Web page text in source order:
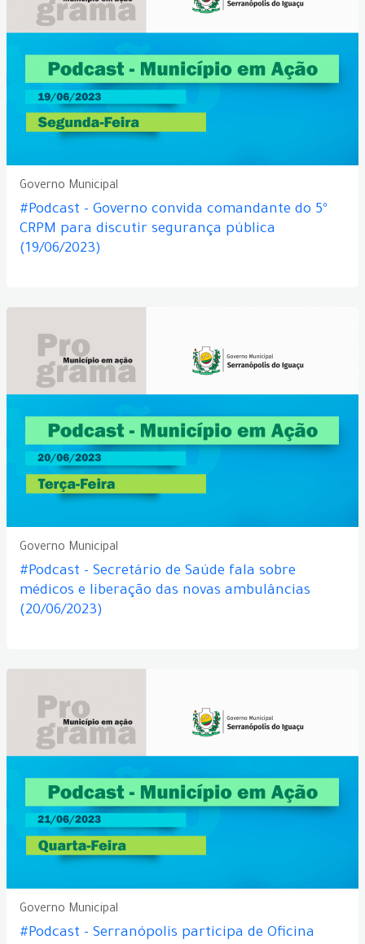
Governo Municipal
#Podcast - Governo convida comandante do 5º
CRPM para discutir segurança pública
(19/06/2023)
Governo Municipal
#Podcast - Secretário de Saúde fala sobre
médicos e liberação das novas ambulâncias
(20/06/2023)
Governo Municipal
#Podcast - Serranópolis participa de Oficina